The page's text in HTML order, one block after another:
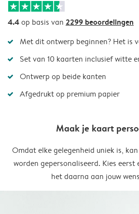
4.4op basis van 2299 beoordelingen
Met dit ontwerp beginnen? Het is
Set van 10 kaarten inclusief witte
Ontwerp op beide kanten
Afgedrukt op premium papier
Maak je kaart
Omdat elke gelegenheid uniek is,
worden gepersonaliseerd. Kies eerst
het daarna aan jouw